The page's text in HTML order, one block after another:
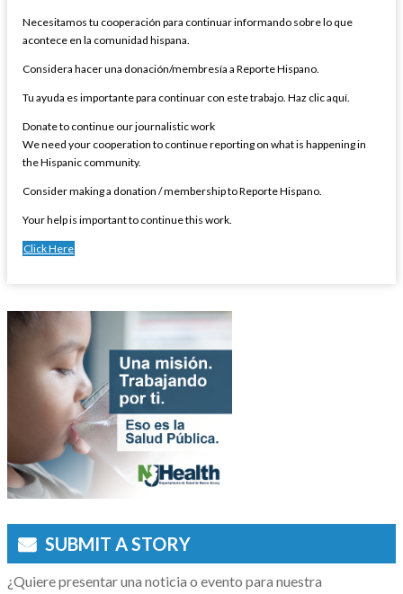
Necesitamos tu cooperación para continuar informando sobre lo que
acontece en la comunidad hispana.
Considera hacer una donación/membresía a Reporte Hispano.
Tu ayuda es importante para continuar con este trabajo. Haz clic aquí.
Donate to continue our journalistic work
We need your cooperation to continue reporting on what is happening in
the Hispanic community.
Consider making a donation / membership to Reporte Hispano.
Your help is important to continue this work.
Click Here
SUBMIT A STORY
¿Quiere presentar una noticia o evento para nuestra